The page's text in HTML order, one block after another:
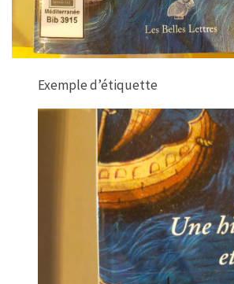
Exemple d’étiquette